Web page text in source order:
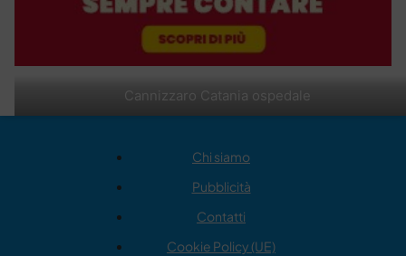
Cannizzaro Catania ospedale
Chi siamo
Pubblicità
Contatti
Cookie Policy (UE)